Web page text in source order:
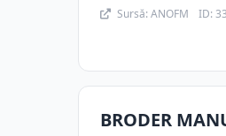
Sursă: ANOFM ID:
BRODER